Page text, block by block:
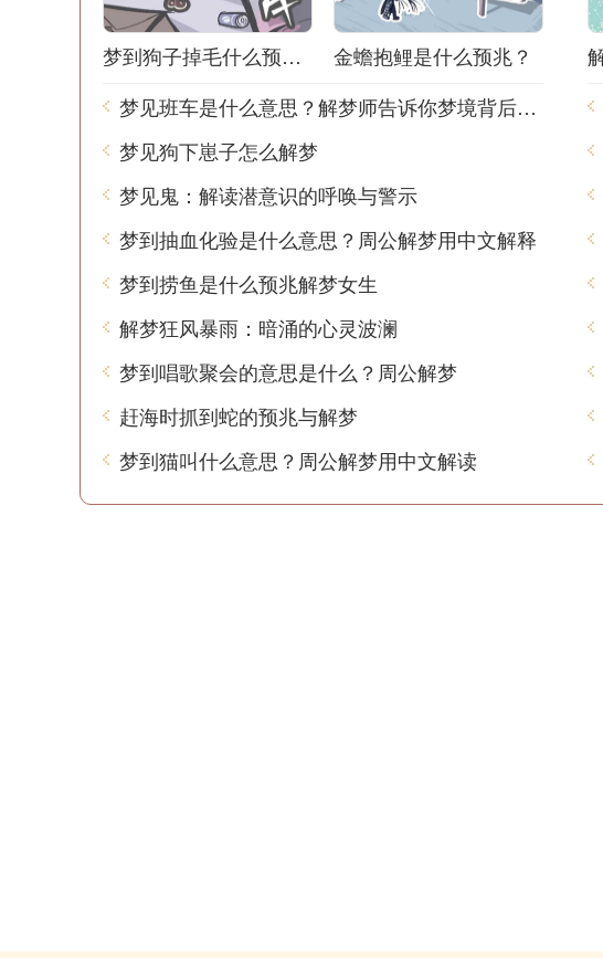
梦到狗子掉毛什么预兆解梦
金蟾抱鲤是什么预兆？
梦见班车是什么意思？解梦师告诉你梦境背后的含义
梦见狗下崽子怎么解梦
梦见鬼：解读潜意识的呼唤与警示
梦到抽血化验是什么意思？周公解梦用中文解释
梦到捞鱼是什么预兆解梦女生
解梦狂风暴雨：暗涌的心灵波澜
梦到唱歌聚会的意思是什么？周公解梦
赶海时抓到蛇的预兆与解梦
梦到猫叫什么意思？周公解梦用中文解读